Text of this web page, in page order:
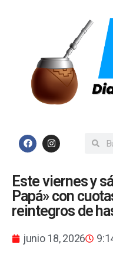
Este viernes y
Papá» con
reintegros de
junio 18, 2026